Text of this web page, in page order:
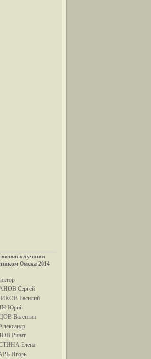
лучшим
Омска 2014
Сергей
Василий
Юрий
Валентин
Ринат
Елена
Игорь